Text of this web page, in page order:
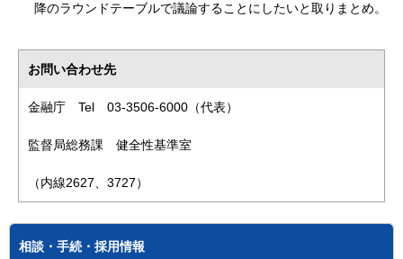
降のラウンドテーブルで議論することにしたいと取りまとめ。
お問い合わせ先
金融庁 Tel 03-3506-6000（代表）
監督局総務課 健全性基準室
（内線2627、3727）
相談・手続・採用情報